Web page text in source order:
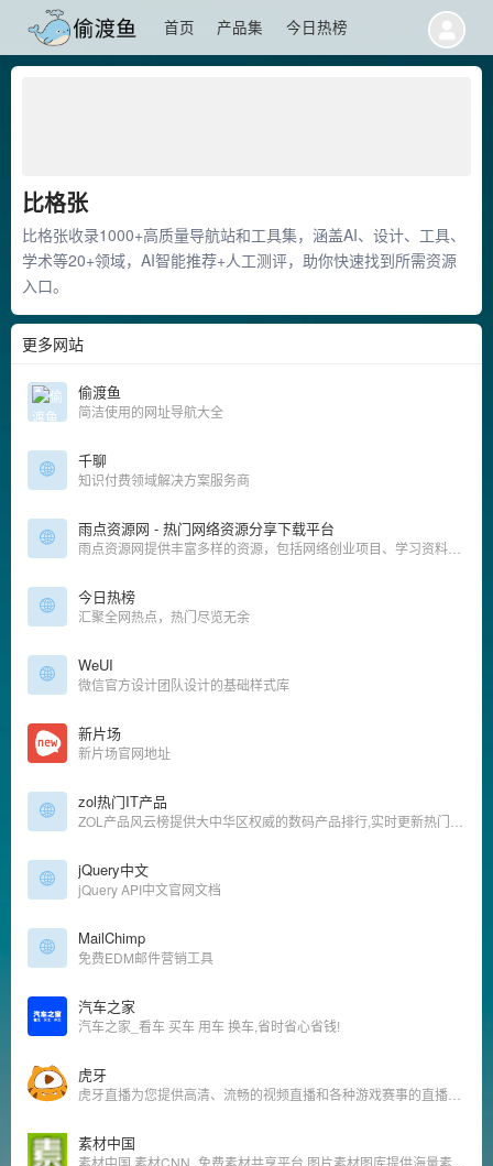
首页 产品集 今日热榜
比格张
比格张收录1000+高质量导航站和工具集，涵盖AI、设计、工具、
学术等20+领域，AI智能推荐+人工测评，助你快速找到所需资源
入口。
更多网站
偷渡鱼
简洁使用的网址导航大全
千聊
知识付费领域解决方案服务商
雨点资源网 - 热门网络资源分享下载平台
今日热榜
汇聚全网热点，热门尽览无余
WeUI
微信官方设计团队设计的基础样式库
新片场
新片场官网地址
zol热门IT产品
jQuery中文
jQuery API中文官网文档
MailChimp
免费EDM邮件营销工具
汽车之家
汽车之家_看车 买车 用车 换车,省时省心省钱!
虎牙
素材中国